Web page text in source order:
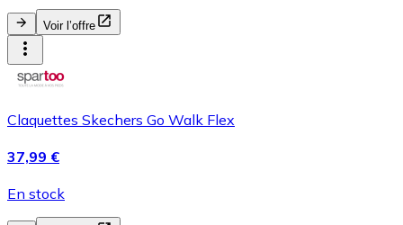
Voir l’offre
Claquettes Skechers Go Walk Flex
37,99 €
En stock